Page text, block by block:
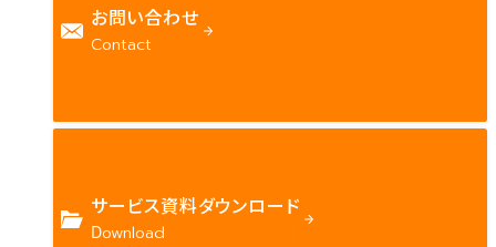
お問い合わせ
Contact
サービス資料ダウンロード
Download